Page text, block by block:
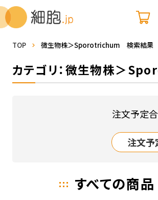
TOP 微生物株＞Sporotrichum 検索結果
カテゴリ：微生物株＞
注文予定
注文予
すべての商品